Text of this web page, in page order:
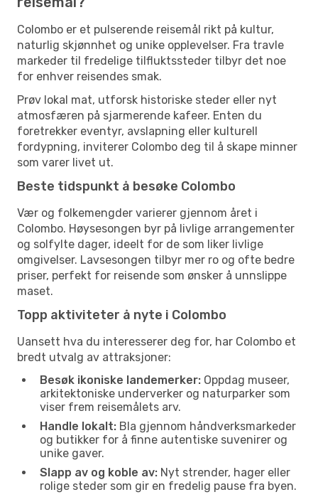
Colombo er et pulserende reisemål rikt på kultur,
naturlig skjønnhet og unike opplevelser. Fra travle
markeder til fredelige tilfluktssteder tilbyr det noe
for enhver reisendes smak.
Prøv lokal mat, utforsk historiske steder eller nyt
atmosfæren på sjarmerende kafeer. Enten du
foretrekker eventyr, avslapning eller kulturell
fordypning, inviterer Colombo deg til å skape minner
som varer livet ut.
Beste tidspunkt å besøke Colombo
Vær og folkemengder varierer gjennom året i
Colombo. Høysesongen byr på livlige arrangementer
og solfylte dager, ideelt for de som liker livlige
omgivelser. Lavsesongen tilbyr mer ro og ofte bedre
priser, perfekt for reisende som ønsker å unnslippe
maset.
Topp aktiviteter å nyte i Colombo
Uansett hva du interesserer deg for, har Colombo et
bredt utvalg av attraksjoner:
Besøk ikoniske landemerker: Oppdag museer,
arkitektoniske underverker og naturparker som
viser frem reisemålets arv.
Handle lokalt: Bla gjennom håndverksmarkeder
og butikker for å finne autentiske suvenirer og
unike gaver.
Slapp av og koble av: Nyt strender, hager eller
rolige steder som gir en fredelig pause fra byen.